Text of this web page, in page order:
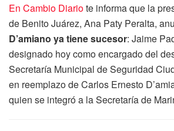
En Cambio Diariote informa que la
de Benito Juárez, Ana Paty Peralta,
D’amiano ya tiene sucesor: Jaime
designado hoy como encargado del
Secretaría Municipal de Seguridad
en reemplazo de Carlos Ernesto
quien se integró a la Secretaría de